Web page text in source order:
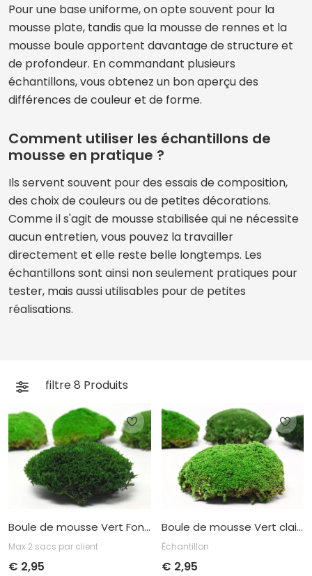
Pour une base uniforme, on opte souvent pour la
mousse plate, tandis que la mousse de rennes et la
mousse boule apportent davantage de structure et
de profondeur. En commandant plusieurs
échantillons, vous obtenez un bon aperçu des
différences de couleur et de forme.
Comment utiliser les échantillons de
mousse en pratique ?
Ils servent souvent pour des essais de composition,
des choix de couleurs ou de petites décorations.
Comme il s'agit de mousse stabilisée qui ne nécessite
aucun entretien, vous pouvez la travailler
directement et elle reste belle longtemps. Les
échantillons sont ainsi non seulement pratiques pour
tester, mais aussi utilisables pour de petites
réalisations.
filtre8 Produits
Boule de mousse Vert Foncé échantillon
Max 2 sacs par client
€ 2,95
Boule de mousse Vert clair Enchantillon
Échantillon
€ 2,95